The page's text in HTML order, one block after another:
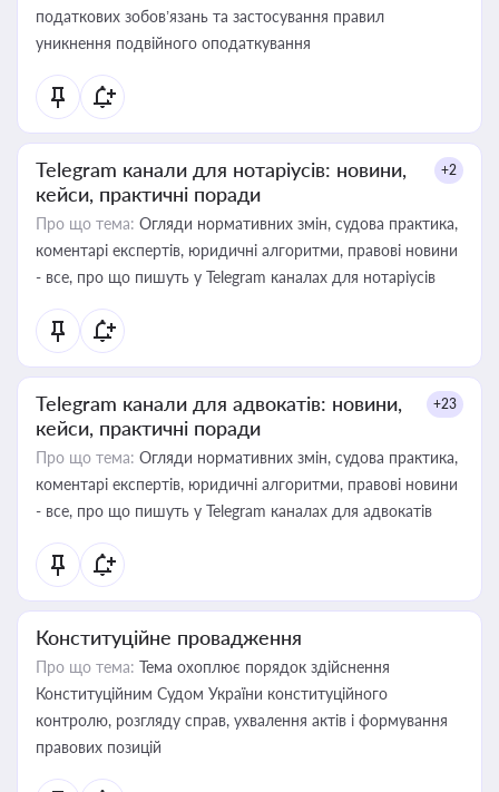
податкових зобов’язань та застосування правил
уникнення подвійного оподаткування
Telegram канали для нотаріусів: новини,
кейси, практичні поради
+2
Про що тема: Огляди нормативних змін, судова практика,
коментарі експертів, юридичні алгоритми, правові новини
- все, про що пишуть у Telegram каналах для нотаріусів
Telegram канали для адвокатів: новини,
кейси, практичні поради
+23
Про що тема: Огляди нормативних змін, судова практика,
коментарі експертів, юридичні алгоритми, правові новини
- все, про що пишуть у Telegram каналах для адвокатів
Конституційне провадження
Про що тема: Тема охоплює порядок здійснення
Конституційним Судом України конституційного
контролю, розгляду справ, ухвалення актів і формування
правових позицій